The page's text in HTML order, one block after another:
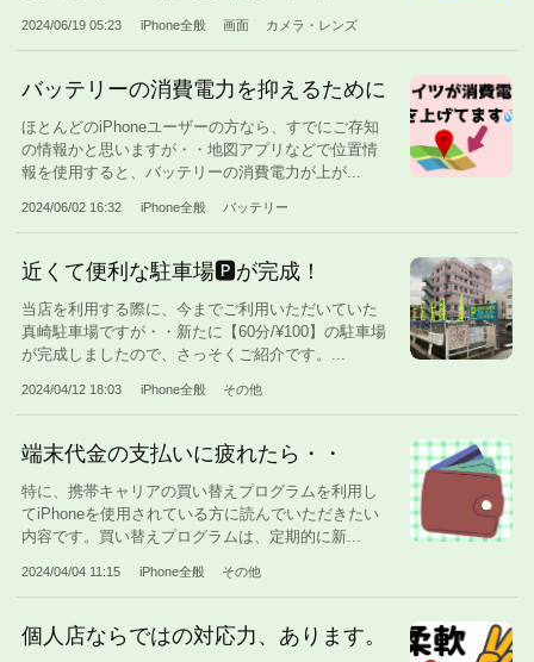
2024/06/19 05:23 iPhone全般 画面 カメラ・レンズ
バッテリーの消費電力を抑えるために
ほとんどのiPhoneユーザーの方なら、すでにご存知
の情報かと思いますが・・地図アプリなどで位置情
報を使用すると、バッテリーの消費電力が上が...
2024/06/02 16:32 iPhone全般 バッテリー
近くて便利な駐車場🅿️が完成！
当店を利用する際に、今までご利用いただいていた
真崎駐車場ですが・・新たに【60分/¥100】の駐車場
が完成しましたので、さっそくご紹介です。...
2024/04/12 18:03 iPhone全般 その他
端末代金の支払いに疲れたら・・
特に、携帯キャリアの買い替えプログラムを利用し
てiPhoneを使用されている方に読んでいただきたい
内容です。買い替えプログラムは、定期的に新...
2024/04/04 11:15 iPhone全般 その他
個人店ならではの対応力、あります。